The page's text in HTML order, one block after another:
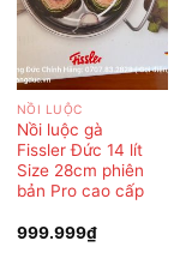
NỒI LUỘC
Nồi luộc gà
Fissler Đức 14 lít
Size 28cm phiên
bản Pro cao cấp
999.999₫